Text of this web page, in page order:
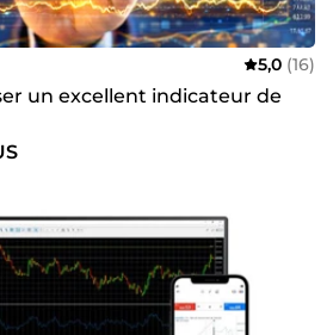
5,0 (16)
un excellent indicateur de